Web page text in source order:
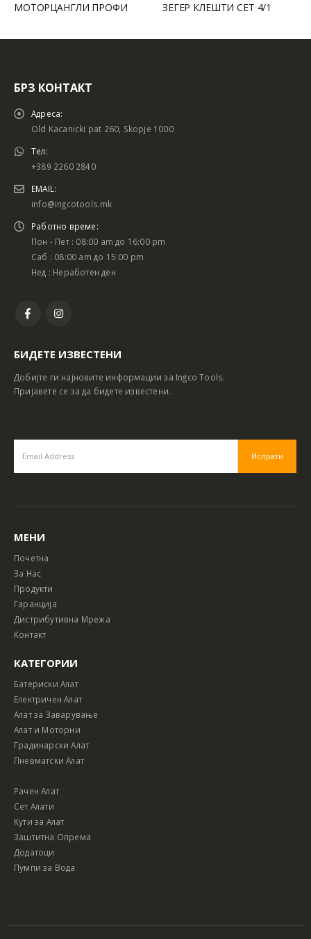
ПРОФИ ЗЕГЕР КЛЕШТИ СЕТ 4/1 ЧЕКАН
БРЗ КОНТАКТ
Адреса:
Old Kacanicki pat 260, Skopje 1000
Тел:
+389 2260 2840
EMAIL:
info@ingcotools.mk
Работно време:
Пон - Пет : 08:00 am до 16:00 pm
Саб : 08:00 am до 15:00 pm
Нед : Неработен ден
БИДЕТЕ ИЗВЕСТЕНИ
Добијте ги најновите информации за Ingco Tools.
Пријавете се за да бидете известени.
МЕНИ
Почетна
За Нас
Продукти
Гаранција
Дистрибутивна Мрежа
Контакт
КАТЕГОРИИ
Батериски Алат
Електричен Алат
Алат за Заварување
Алат и Моторни
Градинарски Алат
Пневматски Алат
Рачен Алат
Сет Алати
Кути за Алат
Заштитна Опрема
Додатоци
Пумпи за Вода